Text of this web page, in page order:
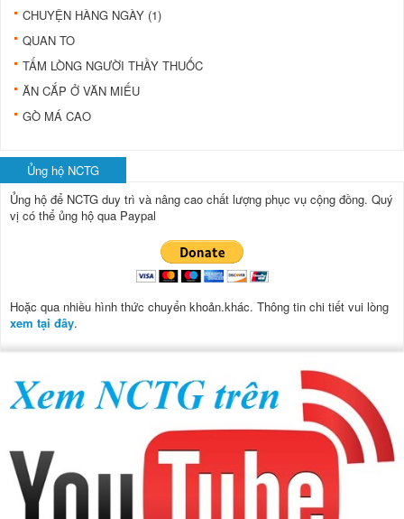
CHUYỆN HÀNG NGÀY (1)
QUAN TO
TẤM LÒNG NGƯỜI THẦY THUỐC
ĂN CẮP Ở VĂN MIẾU
GÒ MÁ CAO
Ủng hộ NCTG
Ủng hộ để NCTG duy trì và nâng cao chất lượng phục vụ cộng đồng. Quý
vị có thể ủng hộ qua Paypal
Hoặc qua nhiều hình thức chuyển khoản.khác. Thông tin chi tiết vui lòng
xem tại đây.